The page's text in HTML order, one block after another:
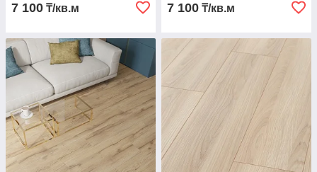
7 100 ₸/кв.м 7 100 ₸/кв.м